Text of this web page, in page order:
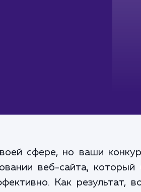
сфере, но ваши
веб-сайта,
Как результат,